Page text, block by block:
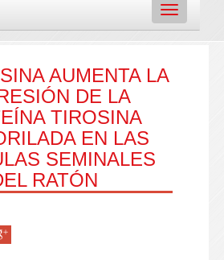
Toggle
navigation
AUMENTA LA
DE LA
TIROSINA
EN LAS
SEMINALES
RATÓN